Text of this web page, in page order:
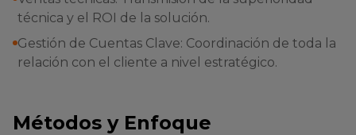
técnica y el ROI de la solución.
Gestión de Cuentas Clave: Coordinación de toda la
relación con el cliente a nivel estratégico.
Métodos y Enfoque